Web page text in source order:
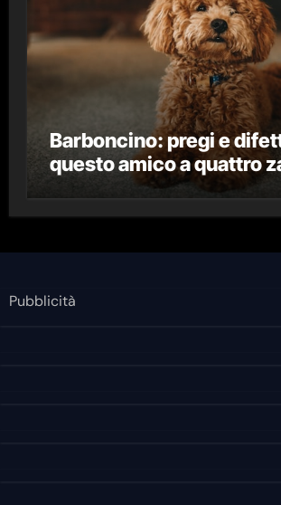
Barboncino: pregi e
questo amico a quattro
Pubblicità